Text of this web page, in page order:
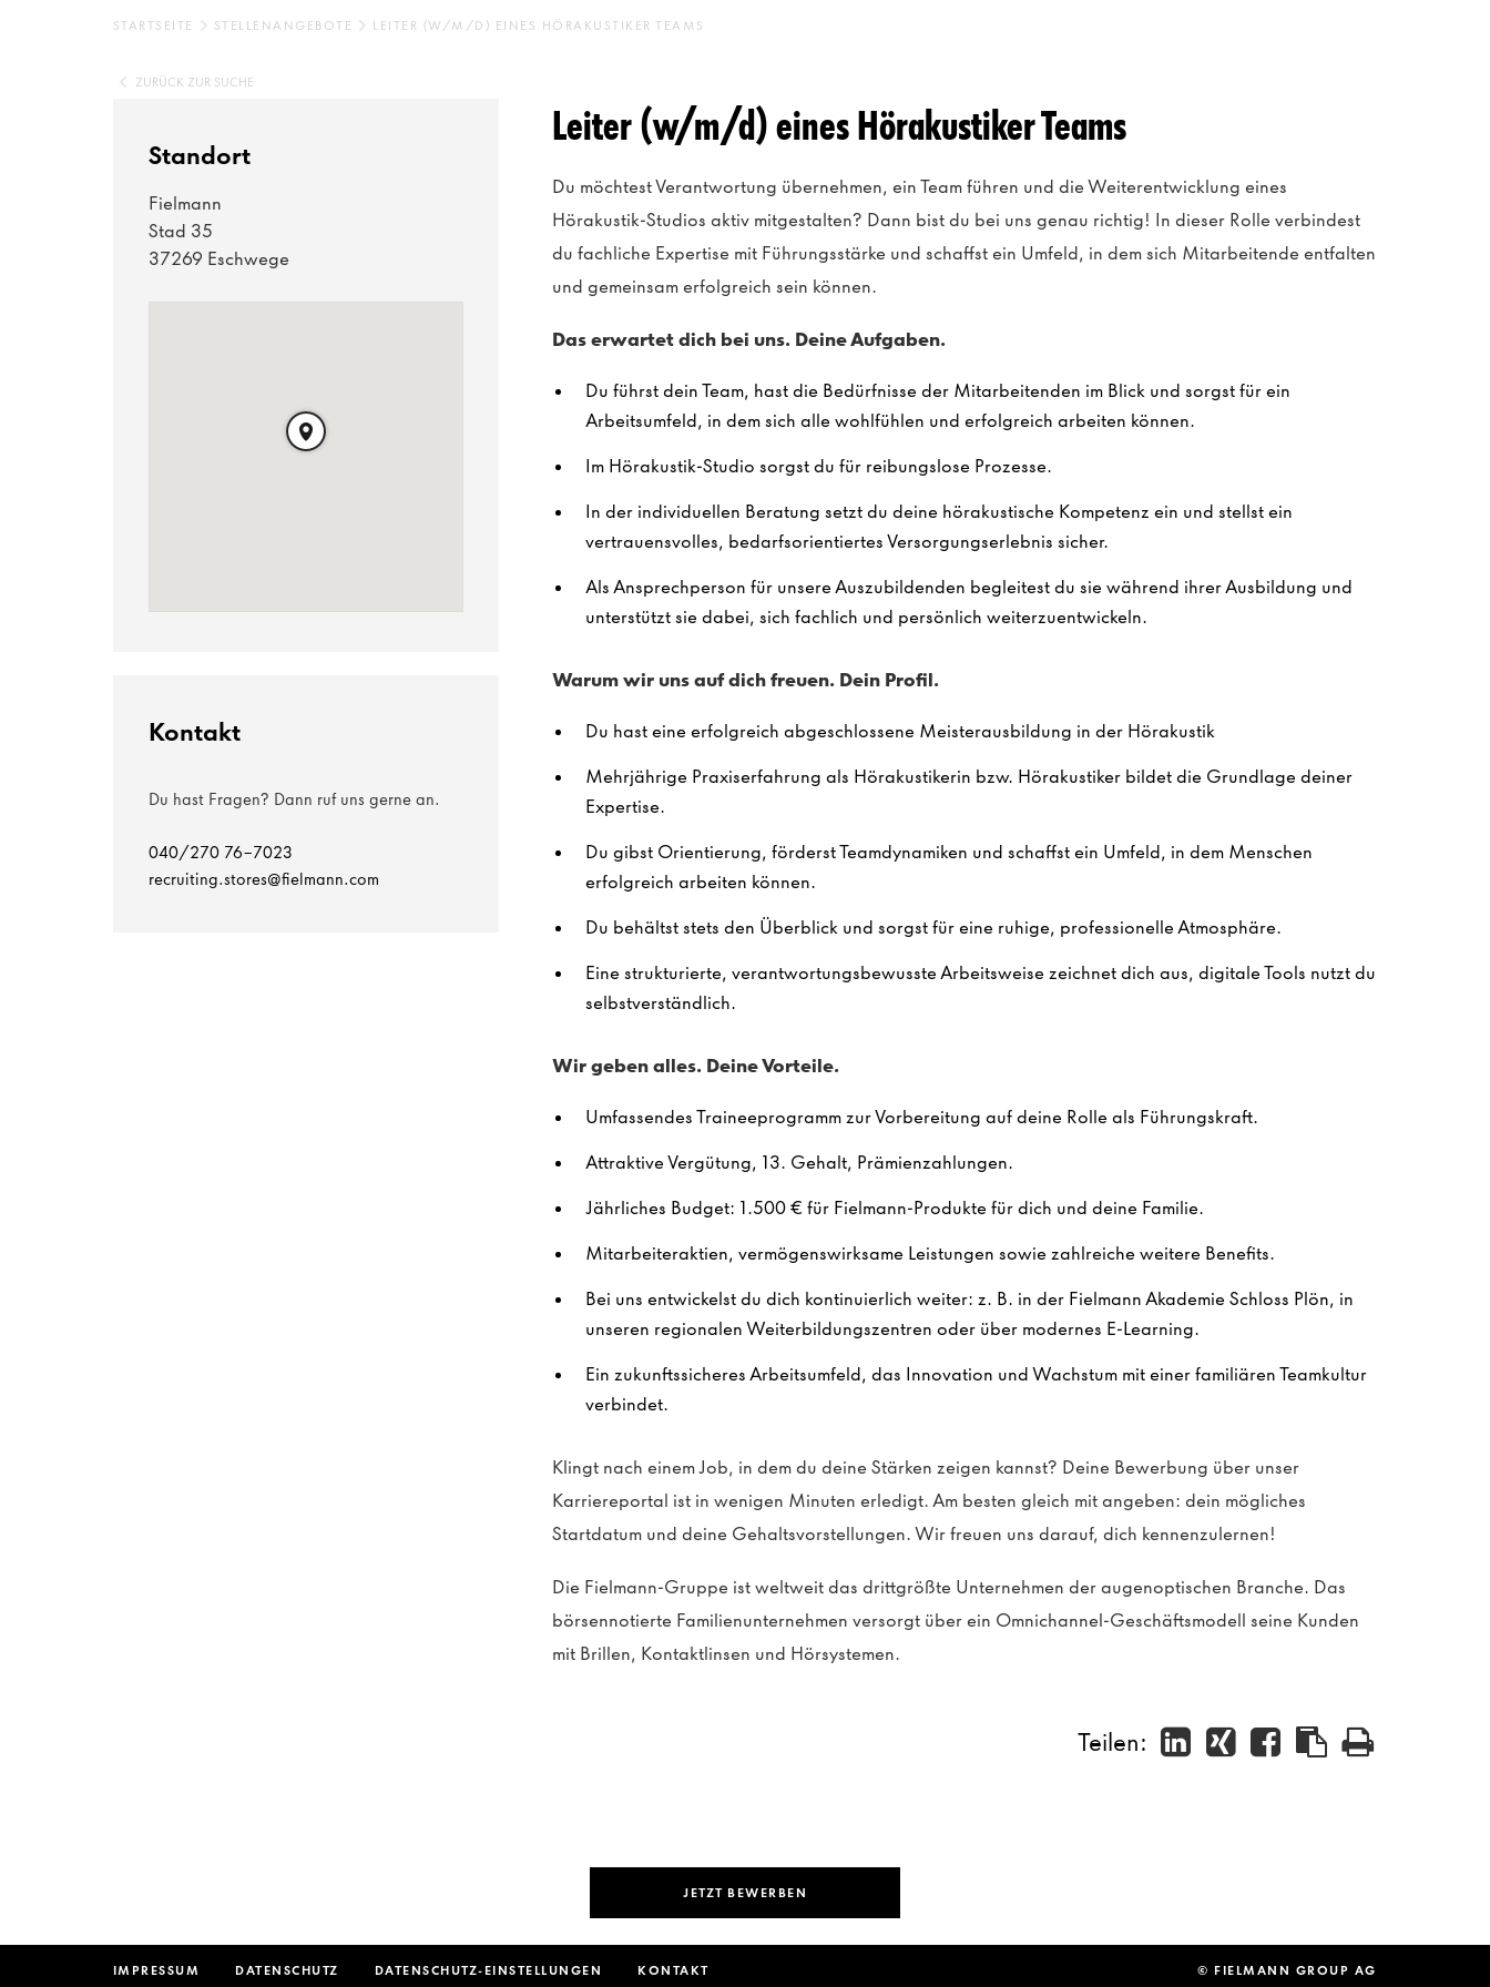
STARTSEITE STELLENANGEBOTE LEITER (W/M/D) EINES HÖRAKUSTIKER TEAMS
ZURÜCK ZUR SUCHE
Leiter (w/m/d) eines Hörakustiker Teams
Du möchtest Verantwortung übernehmen, ein Team führen und die Weiterentwicklung eines
Hörakustik-Studios aktiv mitgestalten? Dann bist du bei uns genau richtig! In dieser Rolle verbindest
du fachliche Expertise mit Führungsstärke und schaffst ein Umfeld, in dem sich Mitarbeitende entfalten
und gemeinsam erfolgreich sein können.
Das erwartet dich bei uns. Deine Aufgaben.
Du führst dein Team, hast die Bedürfnisse der Mitarbeitenden im Blick und sorgst für ein
Arbeitsumfeld, in dem sich alle wohlfühlen und erfolgreich arbeiten können.
Im Hörakustik-Studio sorgst du für reibungslose Prozesse.
In der individuellen Beratung setzt du deine hörakustische Kompetenz ein und stellst ein
vertrauensvolles, bedarfsorientiertes Versorgungserlebnis sicher.
Als Ansprechperson für unsere Auszubildenden begleitest du sie während ihrer Ausbildung und
unterstützt sie dabei, sich fachlich und persönlich weiterzuentwickeln.
Warum wir uns auf dich freuen. Dein Profil.
Du hast eine erfolgreich abgeschlossene Meisterausbildung in der Hörakustik
Mehrjährige Praxiserfahrung als Hörakustikerin bzw. Hörakustiker bildet die Grundlage deiner
Expertise.
Du gibst Orientierung, förderst Teamdynamiken und schaffst ein Umfeld, in dem Menschen
erfolgreich arbeiten können.
Du behältst stets den Überblick und sorgst für eine ruhige, professionelle Atmosphäre.
Eine strukturierte, verantwortungsbewusste Arbeitsweise zeichnet dich aus, digitale Tools nutzt du
selbstverständlich.
Wir geben alles. Deine Vorteile.
Umfassendes Traineeprogramm zur Vorbereitung auf deine Rolle als Führungskraft.
Attraktive Vergütung, 13. Gehalt, Prämienzahlungen.
Jährliches Budget: 1.500 € für Fielmann-Produkte für dich und deine Familie.
Mitarbeiteraktien, vermögenswirksame Leistungen sowie zahlreiche weitere Benefits.
Bei uns entwickelst du dich kontinuierlich weiter: z. B. in der Fielmann Akademie Schloss Plön, in
unseren regionalen Weiterbildungszentren oder über modernes E-Learning.
Ein zukunftssicheres Arbeitsumfeld, das Innovation und Wachstum mit einer familiären Teamkultur
verbindet.
Klingt nach einem Job, in dem du deine Stärken zeigen kannst? Deine Bewerbung über unser
Karriereportal ist in wenigen Minuten erledigt. Am besten gleich mit angeben: dein mögliches
Startdatum und deine Gehaltsvorstellungen. Wir freuen uns darauf, dich kennenzulernen!
Die Fielmann-Gruppe ist weltweit das drittgrößte Unternehmen der augenoptischen Branche. Das
börsennotierte Familienunternehmen versorgt über ein Omnichannel-Geschäftsmodell seine Kunden
mit Brillen, Kontaktlinsen und Hörsystemen.
JETZT BEWERBEN
Teilen:
Standort
Fielmann
Stad 35
37269 Eschwege
Kontakt
Du hast Fragen? Dann ruf uns gerne an.
040/270 76-7023
recruiting.stores@fielmann.com
IMPRESSUM DATENSCHUTZ DATENSCHUTZ-EINSTELLUNGEN KONTAKT © FIELMANN GROUP AG